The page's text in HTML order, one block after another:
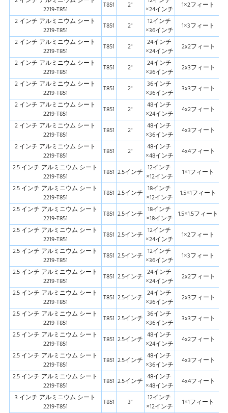
2219-T851
T851 2"
×24インチ
1×2フィート
2 インチ アルミニウム シート
2219-T851
T851 2"
12インチ
×36インチ
1×3フィート
2 インチ アルミニウム シート
2219-T851
T851 2"
24インチ
×24インチ
2x2フィート
2 インチ アルミニウム シート
2219-T851
T851 2"
24インチ
×36インチ
2x3フィート
2 インチ アルミニウム シート
2219-T851
T851 2"
36インチ
×36インチ
3x3フィート
2 インチ アルミニウム シート
2219-T851
T851 2"
48インチ
×24インチ
4x2フィート
2 インチ アルミニウム シート
2219-T851
T851 2"
48インチ
×36インチ
4x3フィート
2 インチ アルミニウム シート
2219-T851
T851 2"
48インチ
×48インチ
4x4フィート
2.5 インチ アルミニウム シート
2219-T851
T851 2.5インチ 12インチ
×12インチ
1×1フィート
2.5 インチ アルミニウム シート
2219-T851
T851 2.5インチ 18インチ
×12インチ
1.5×1フィート
2.5 インチ アルミニウム シート
2219-T851
T851 2.5インチ 18インチ
×18インチ 1.5×1.5フィート
2.5 インチ アルミニウム シート
2219-T851
T851 2.5インチ 12インチ
×24インチ
1×2フィート
2.5 インチ アルミニウム シート
2219-T851
T851 2.5インチ 12インチ
×36インチ
1×3フィート
2.5 インチ アルミニウム シート
2219-T851
T851 2.5インチ 24インチ
×24インチ
2x2フィート
2.5 インチ アルミニウム シート
2219-T851
T851 2.5インチ 24インチ
×36インチ
2x3フィート
2.5 インチ アルミニウム シート
2219-T851
T851 2.5インチ 36インチ
×36インチ
3x3フィート
2.5 インチ アルミニウム シート
2219-T851
T851 2.5インチ 48インチ
×24インチ
4x2フィート
2.5 インチ アルミニウム シート
2219-T851
T851 2.5インチ 48インチ
×36インチ
4x3フィート
2.5 インチ アルミニウム シート
2219-T851
T851 2.5インチ 48インチ
×48インチ
4x4フィート
3 インチ アルミニウム シート
2219-T851
T851 3"
12インチ
×12インチ
1×1フィート